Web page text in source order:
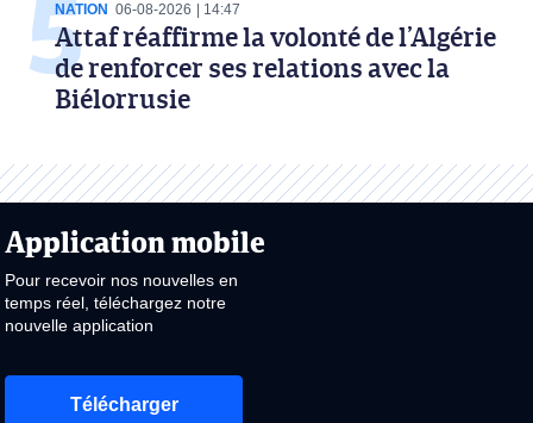
NATION 06-08-2026 14:47
Attaf réaffirme la volonté de l’Algérie
de renforcer ses relations avec la
Biélorrusie
Application mobile
Pour recevoir nos nouvelles en
temps réel, téléchargez notre
nouvelle application
Télécharger